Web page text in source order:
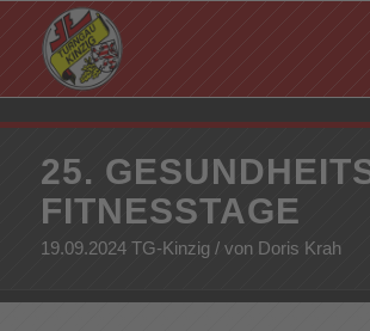
25.
FITNESSTAGE
19.09.2024 TG-Kinzig / von Doris Krah